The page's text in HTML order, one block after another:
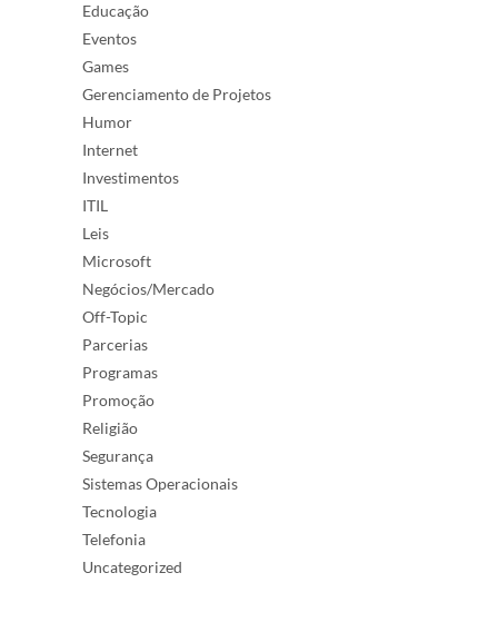
Educação
Eventos
Games
Gerenciamento de Projetos
Humor
Internet
Investimentos
ITIL
Leis
Microsoft
Negócios/Mercado
Off-Topic
Parcerias
Programas
Promoção
Religião
Segurança
Sistemas Operacionais
Tecnologia
Telefonia
Uncategorized